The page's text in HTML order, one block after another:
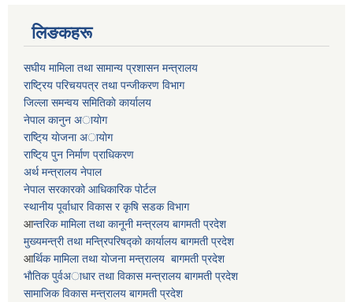
लिङकहरू
स‌घीय मामिला तथा सामान्य प्रशासन मन्त्रालय
राष्ट्रिय परिचयपत्र तथा पन्जीकरण विभाग
जिल्ला समन्वय समितिकाे कार्यालय
नेपाल कानुन अायाेग
राष्टि्य याेजना अायाेग
राष्टि्य पुन निर्माण प्राधिकरण
अर्थ मन्त्रालय नेपाल
नेपाल सरकारको आधिकारिक पोर्टल
स्थानीय पूर्वाधार विकास र कृषि सडक विभाग
आन्तरिक मामिला तथा कानूनी मन्त्रलय बागमती प्रदेश
मुख्यमन्त्री तथा मन्त्रिपरिषद्काे कार्यालय बागमती प्रदेश
आर्थिक मामिला तथा याेजना मन्त्रालय बागमती प्रदेश
भाैतिक पुर्वअाधार तथा विकास मन्त्रालय बागमती प्रदेश
सामाजिक विकास मन्त्रालय बागमती प्रदेश